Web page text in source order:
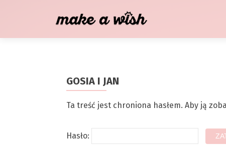
GOSIA I JAN
Ta treść jest chroniona hasłem. Aby ją
Hasło: